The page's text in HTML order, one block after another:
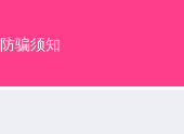
防骗须知